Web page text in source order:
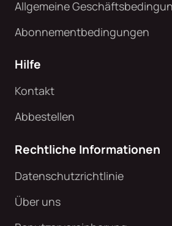
Allgemeine
Abonnementbedingungen
Hilfe
Kontakt
Abbestellen
Rechtliche Informationen
Datenschutzrichtlinie
Über uns